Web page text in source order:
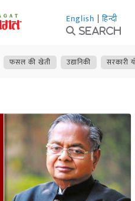
English | हिन्दी
Search
फसल की खेती उद्यानिकी सरकारी